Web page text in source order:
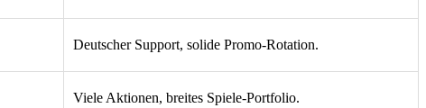
Deutscher Support, solide Promo-Rotation.
Viele Aktionen, breites Spiele-Portfolio.